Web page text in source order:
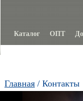
Каталог ОПТ
Главная / Контакты